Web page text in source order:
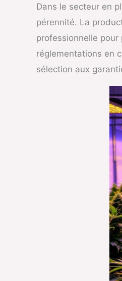
Dans le secteur en
pérennité. La
professionnelle
réglementations en
sélection aux